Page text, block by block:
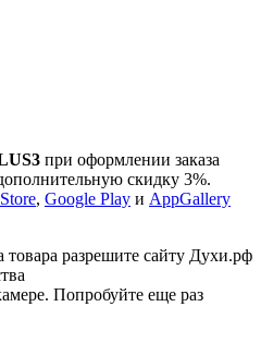
при оформлении заказа
скидку 3%.
, Google Play и AppGallery
разрешите сайту Духи.рф
Попробуйте еще раз